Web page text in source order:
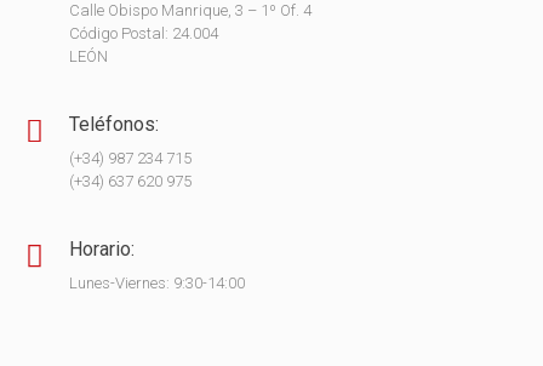
Calle Obispo Manrique, 3 – 1º Of. 4
Código Postal: 24.004
LEÓN
Teléfonos:
(+34) 987 234 715
(+34) 637 620 975
Horario:
Lunes-Viernes: 9:30-14:00